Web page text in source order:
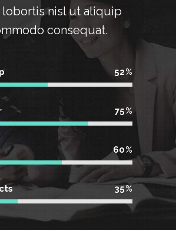
nisl ut aliquip
consequat.
52
75
60
35